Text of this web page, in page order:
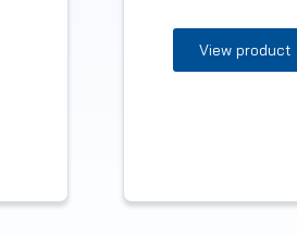
View product